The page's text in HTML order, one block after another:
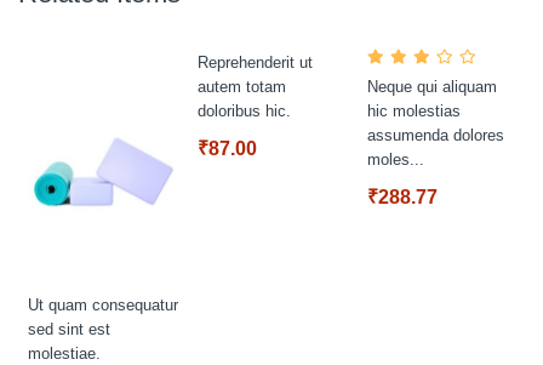
Ut quam consequatur
sed sint est
molestiae.
Reprehenderit ut
autem totam
doloribus hic.
₹87.00
Neque qui aliquam
hic molestias
assumenda dolores
moles...
₹288.77